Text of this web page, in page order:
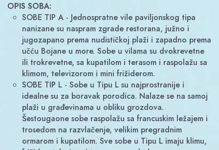
OPIS SOBA:
SOBE TIP A - Jednospratne vile paviljonskog tipa
nanizane su naspram zgrade restorana, južno i
jugozapano prema nudističkoj plaži i zapadno prema
učću Bojane u more. Sobe u vilama su dvokrevetne
ili trokrevetne, sa kupatilom i terasom i raspolažu sa
klimom, televizorom i mini frižiderom.
SOBE TIP L - Sobe u Tipu L su najprostranije i
idealne su za boravak porodica. Nalaze se na samoj
plaži u građevinama u obliku grozdova.
Šestougaone sobe raspolažu sa francuskim ležajem i
trosedom na razvlačenje, velikim pregradnim
ormarom i kupatilom. Sve sobe u Tipu L imaju klimu,